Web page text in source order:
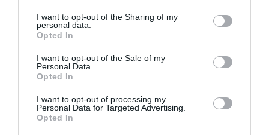
not limited to your visit or usage behaviour. You may click to
grant or deny consent to Google and its third-party tags to
use your data for below specified purposes in below Google
consent section.
I want to opt-out of the Sharing of my
personal data.
Opted In
I want to opt-out of the Sale of my
Personal Data.
Opted In
I want to opt-out of processing my
Personal Data for Targeted Advertising.
Opted In
Megosztás: Facebook Twitter Pinterest